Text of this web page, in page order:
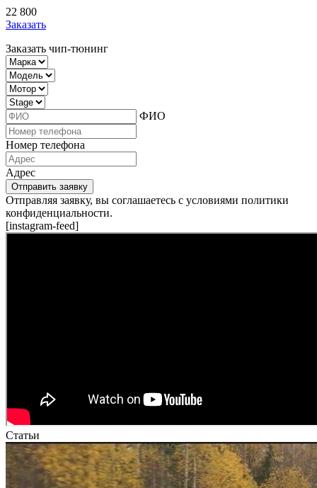
22 800
Заказать
Заказать чип-тюнинг
ФИО
Номер телефона
Адрес
Отправить заявку
Отправляя заявку, вы соглашаетесь с условиями политики
конфиденциальности.
[instagram-feed]
Статьи